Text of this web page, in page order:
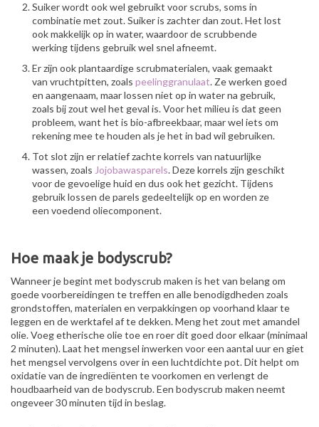
Suiker wordt ook wel gebruikt voor scrubs, soms in
combinatie met zout. Suiker is zachter dan zout. Het lost
ook makkelijk op in water, waardoor de scrubbende
werking tijdens gebruik wel snel afneemt.
Er zijn ook plantaardige scrubmaterialen, vaak gemaakt
van vruchtpitten, zoals peelinggranulaat. Ze werken goed
en aangenaam, maar lossen niet op in water na gebruik,
zoals bij zout wel het geval is. Voor het milieu is dat geen
probleem, want het is bio-afbreekbaar, maar wel iets om
rekening mee te houden als je het in bad wil gebruiken.
Tot slot zijn er relatief zachte korrels van natuurlijke
wassen, zoals Jojobawasparels. Deze korrels zijn geschikt
voor de gevoelige huid en dus ook het gezicht. Tijdens
gebruik lossen de parels gedeeltelijk op en worden ze
een voedend oliecomponent.
Hoe maak je bodyscrub?
Wanneer je begint met bodyscrub maken is het van belang om
goede voorbereidingen te treffen en alle benodigdheden zoals
grondstoffen, materialen en verpakkingen op voorhand klaar te
leggen en de werktafel af te dekken. Meng het zout met amandel
olie. Voeg etherische olie toe en roer dit goed door elkaar (minimaal
2 minuten). Laat het mengsel inwerken voor een aantal uur en giet
het mengsel vervolgens over in een luchtdichte pot. Dit helpt om
oxidatie van de ingrediënten te voorkomen en verlengt de
houdbaarheid van de bodyscrub. Een bodyscrub maken neemt
ongeveer 30 minuten tijd in beslag.